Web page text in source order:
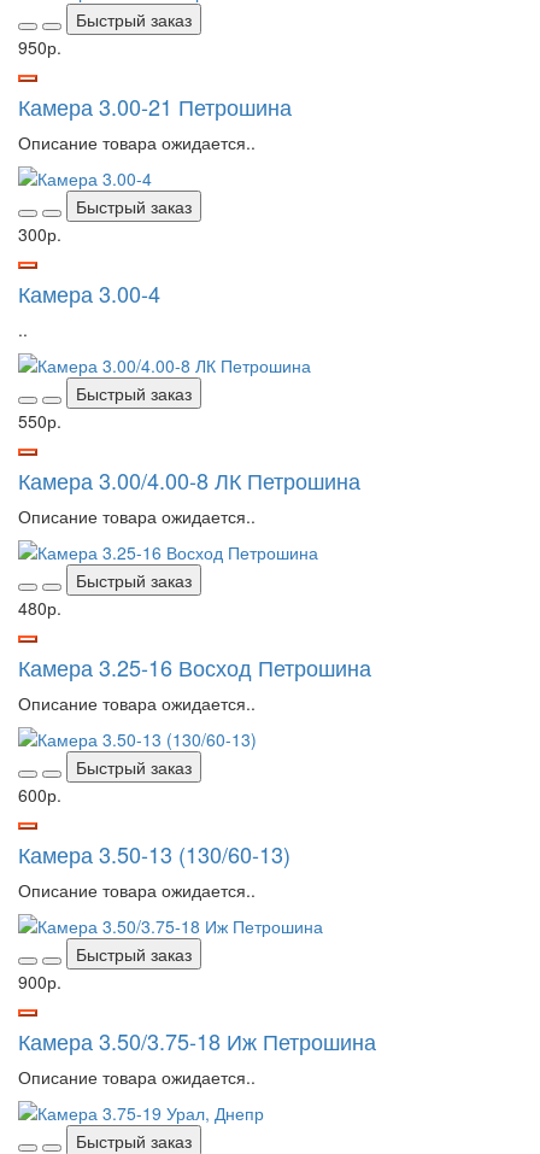
Быстрый заказ
950р.
Камера 3.00-21 Петрошина
Описание товара ожидается..
Быстрый заказ
300р.
Камера 3.00-4
..
Быстрый заказ
550р.
Камера 3.00/4.00-8 ЛК Петрошина
Описание товара ожидается..
Быстрый заказ
480р.
Камера 3.25-16 Восход Петрошина
Описание товара ожидается..
Быстрый заказ
600р.
Камера 3.50-13 (130/60-13)
Описание товара ожидается..
Быстрый заказ
900р.
Камера 3.50/3.75-18 Иж Петрошина
Описание товара ожидается..
Быстрый заказ